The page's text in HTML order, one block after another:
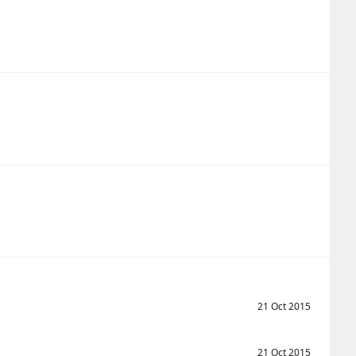
21 Oct 2015
21 Oct 2015